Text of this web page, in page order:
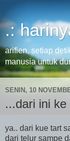
.:
arifien, setiap
manusia untuk
SENIN, 10
...dari ini ke
ya.. dari kue tart
dari telur sampe